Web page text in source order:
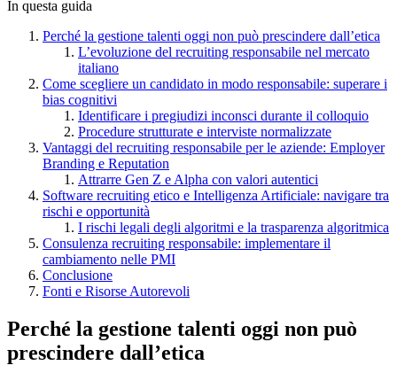
In questa guida
Perché la gestione talenti oggi non può prescindere dall’etica
L’evoluzione del recruiting responsabile nel mercato
italiano
Come scegliere un candidato in modo responsabile: superare i
bias cognitivi
Identificare i pregiudizi inconsci durante il colloquio
Procedure strutturate e interviste normalizzate
Vantaggi del recruiting responsabile per le aziende: Employer
Branding e Reputation
Attrarre Gen Z e Alpha con valori autentici
Software recruiting etico e Intelligenza Artificiale: navigare tra
rischi e opportunità
I rischi legali degli algoritmi e la trasparenza algoritmica
Consulenza recruiting responsabile: implementare il
cambiamento nelle PMI
Conclusione
Fonti e Risorse Autorevoli
Perché la gestione talenti oggi non può
prescindere dall’etica